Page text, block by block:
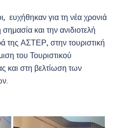
ευχήθηκαν για τη νέα χρονιά
σημασία και την ανιδιοτελή
της ΑΣΤΕΡ, στην τουριστική
του Τουριστικού
και στη βελτίωση των